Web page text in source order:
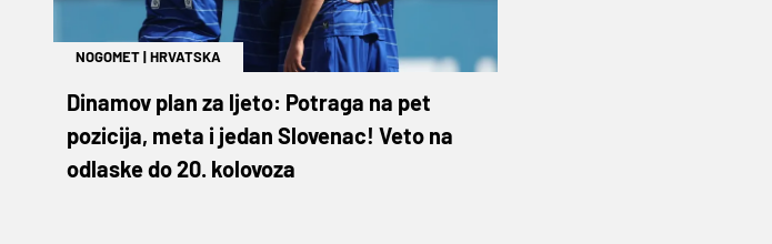
NOGOMET|HRVATSKA
Dinamov plan za ljeto: Potraga na pet
pozicija, meta i jedan Slovenac! Veto na
odlaske do 20. kolovoza